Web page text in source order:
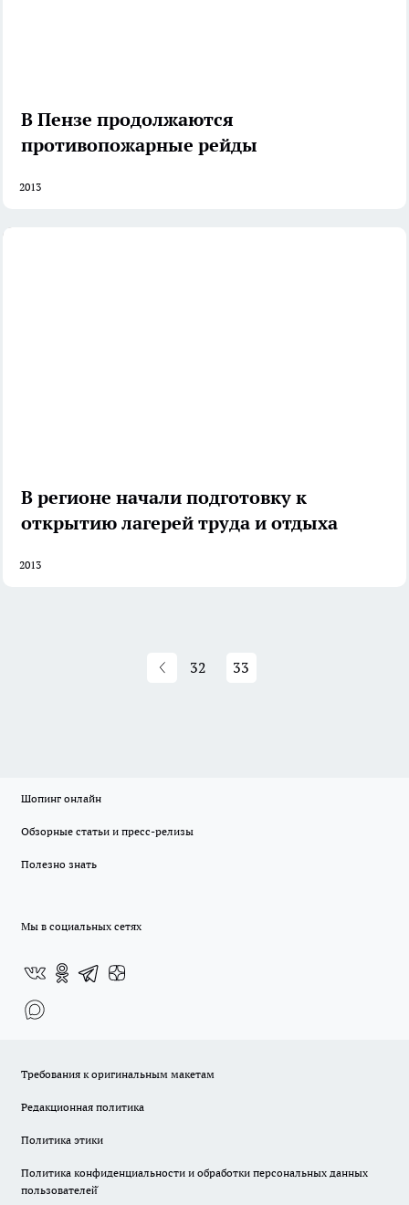
В Пензе продолжаются
противопожарные рейды
2013
В регионе начали подготовку к
открытию лагерей труда и отдыха
2013
32 33
Шопинг онлайн
Обзорные статьи и пресс-релизы
Полезно знать
Мы в социальных сетях
Требования к оригинальным макетам
Редакционная политика
Политика этики
Политика конфиденциальности и обработки персональных данных
пользователей̆